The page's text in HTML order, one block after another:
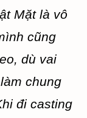
Mặt là vô
cũng
dù vai
chung
đi casting